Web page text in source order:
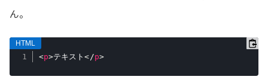
ん。
<p>テキスト</p>